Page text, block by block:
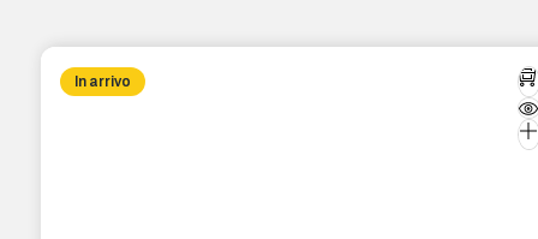
In arrivo